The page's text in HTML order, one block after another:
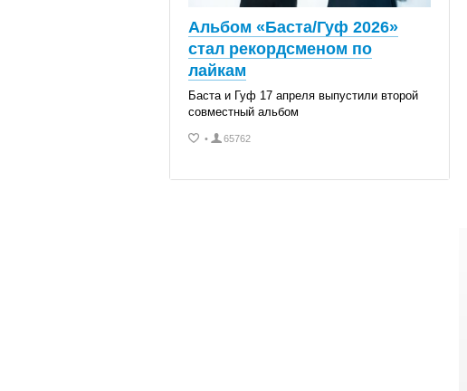
Альбом «Баста/Гуф 2026»
стал рекордсменом по
лайкам
Баста и Гуф 17 апреля выпустили второй
совместный альбом
• 65762